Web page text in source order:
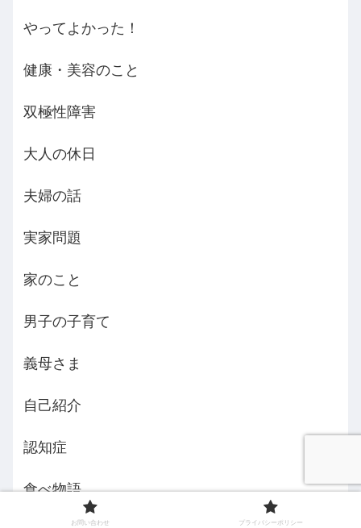
やってよかった！
健康・美容のこと
双極性障害
大人の休日
夫婦の話
実家問題
家のこと
男子の子育て
義母さま
自己紹介
認知症
食べ物語
お問い合わせ プライバシーポリシー